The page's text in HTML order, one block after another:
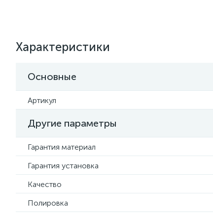
Характеристики
Основные
Артикул
Другие параметры
Гарантия материал
Гарантия установка
Качество
Полировка